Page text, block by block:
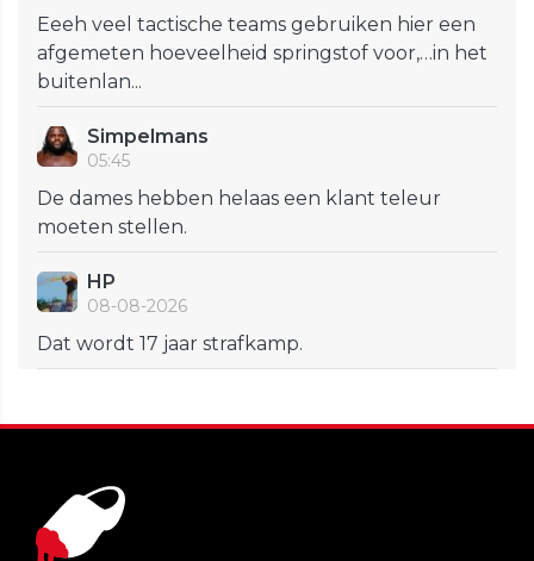
Eeeh veel tactische teams gebruiken hier een
afgemeten hoeveelheid springstof voor,…in het
buitenlan...
Simpelmans
05:45
De dames hebben helaas een klant teleur
moeten stellen.
HP
08-08-2026
Dat wordt 17 jaar strafkamp.